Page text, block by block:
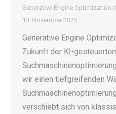
Generative Engine Optimization
14. November 2025
Generative Engine
Zukunft der KI-gesteuerten
wir einen tiefgreifenden
verschiebt sich von